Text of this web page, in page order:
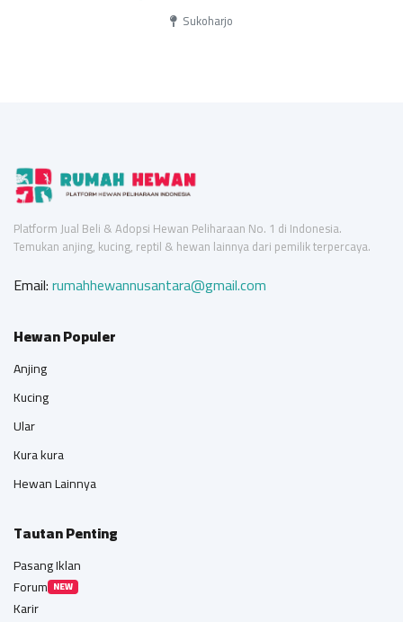
Sukoharjo
Platform Jual Beli & Adopsi Hewan Peliharaan No. 1 di Indonesia.
Temukan anjing, kucing, reptil & hewan lainnya dari pemilik terpercaya.
Email:rumahhewannusantara@gmail.com
Hewan Populer
Anjing
Kucing
Ular
Kura kura
Hewan Lainnya
Tautan Penting
Pasang Iklan
Forum NEW
Karir